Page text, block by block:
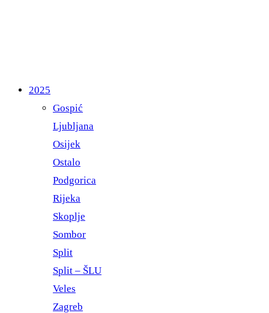
2025
Gospić
Ljubljana
Osijek
Ostalo
Podgorica
Rijeka
Skoplje
Sombor
Split
Split – ŠLU
Veles
Zagreb